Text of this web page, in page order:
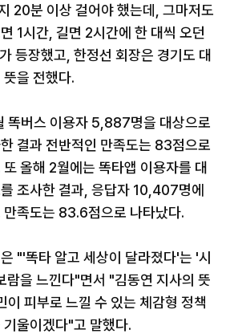
20분 이상 걸어야 했는데, 그마저도
1시간, 길면 2시간에 한 대씩 오던
등장했고, 한정선 회장은 경기도 대
을 전했다.
똑버스 이용자 5,887명을 대상으로
결과 전반적인 만족도는 83점으로
올해 2월에는 똑타앱 이용자를 대
조사한 결과, 응답자 10,407명에
만족도는 83.6점으로 나타났다.
"'똑타 알고 세상이 달라졌다'는 '시
람을 느낀다"면서 "김동연 지사의 뜻
이 피부로 느낄 수 있는 체감형 정책
울이겠다"고 말했다.